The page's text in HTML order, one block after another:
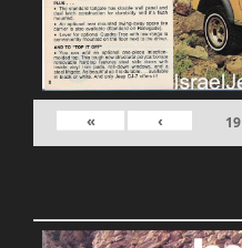
19
›
»